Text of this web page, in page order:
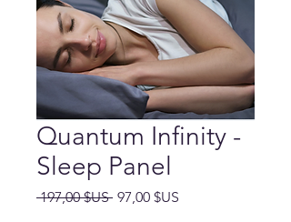
Quantum Infinity -
Sleep Panel
197,00 $US Prix
97,00 $US